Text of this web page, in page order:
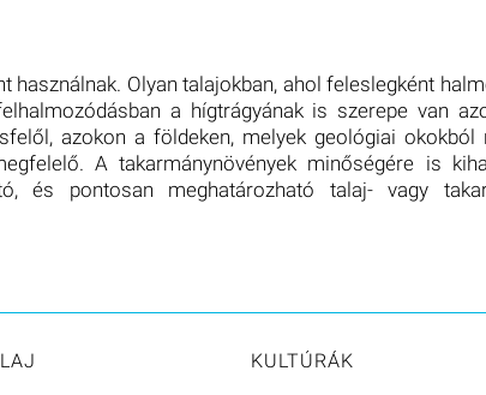
használnak. Olyan talajokban, ahol feleslegként
a hígtrágyának is szerepe van
azokon a földeken, melyek geológiai okokból
A takarmánynövények minőségére is
és pontosan meghatározható talaj- vagy
KULTÚRÁK